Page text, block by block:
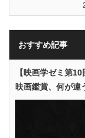
おすすめ記事
【映画学ゼミ第
映画鑑賞、何が違